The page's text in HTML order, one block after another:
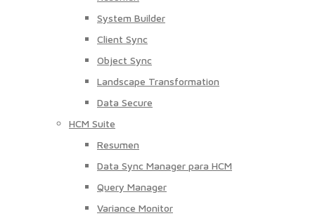
System Builder
Client Sync
Object Sync
Landscape Transformation
Data Secure
HCM Suite
Resumen
Data Sync Manager para HCM
Query Manager
Variance Monitor